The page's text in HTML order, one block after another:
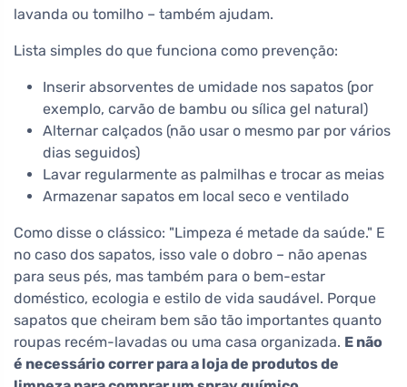
lavanda ou tomilho – também ajudam.
Lista simples do que funciona como prevenção:
Inserir absorventes de umidade nos sapatos (por
exemplo, carvão de bambu ou sílica gel natural)
Alternar calçados (não usar o mesmo par por vários
dias seguidos)
Lavar regularmente as palmilhas e trocar as meias
Armazenar sapatos em local seco e ventilado
Como disse o clássico: "Limpeza é metade da saúde." E
no caso dos sapatos, isso vale o dobro – não apenas
para seus pés, mas também para o bem-estar
doméstico, ecologia e estilo de vida saudável. Porque
sapatos que cheiram bem são tão importantes quanto
roupas recém-lavadas ou uma casa organizada. E não
é necessário correr para a loja de produtos de